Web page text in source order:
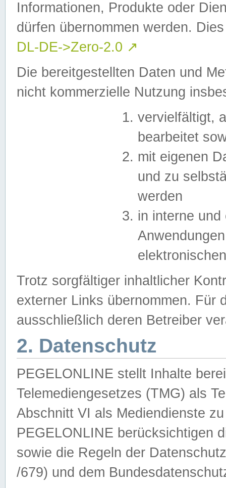
Informationen, Produkte oder
dürfen übernommen werden.
DL-DE->Zero-2.0 ↗
Die bereitgestellten Daten und
nicht kommerzielle Nutzung
vervielfältigt,
bearbeitet
mit eigenen
und zu
werden
in interne
Trotz sorgfältiger inhaltlicher
externer Links übernommen. Für
ausschließlich deren Betreiber
2. Datenschutz
PEGELONLINE stellt Inhalte
Telemediengesetzes (TMG) als
Abschnitt VI als Mediendienste
PEGELONLINE berücksichtigen
sowie die Regeln der
/679) und dem